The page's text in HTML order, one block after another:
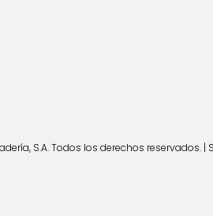
S.A. Todos los derechos reservados.